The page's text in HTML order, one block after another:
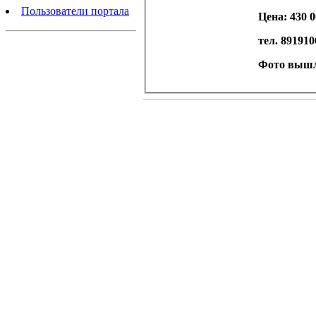
Пользователи портала
Цена: 430
тел.
Фото